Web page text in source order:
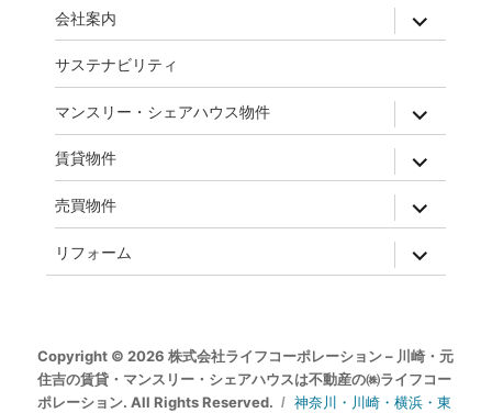
会社案内 expand
child
サステナビリティ
マンスリー・シェアハウス物件 expand
child
menu
賃貸物件 expand
child
menu
売買物件 expand
child
menu
リフォーム expand
child
menu
Copyright © 2026 株式会社ライフコーポレーション – 川崎・元
住吉の賃貸・マンスリー・シェアハウスは不動産の㈱ライフコー
ポレーション. All Rights Reserved.
神奈川・川崎・横浜・東